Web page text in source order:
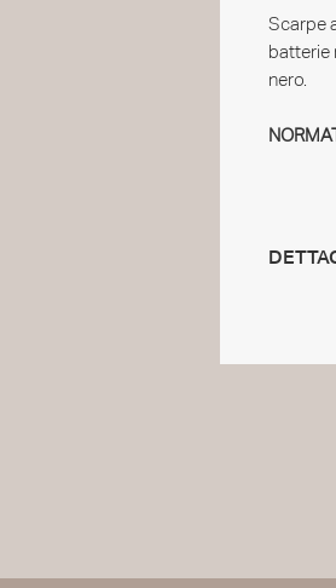
Scarpe
batterie
nero.